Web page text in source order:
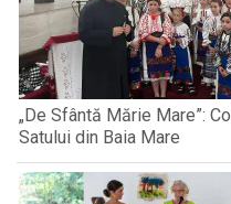
„De Sfântă Mărie Mare”:
Satului din Baia Mare